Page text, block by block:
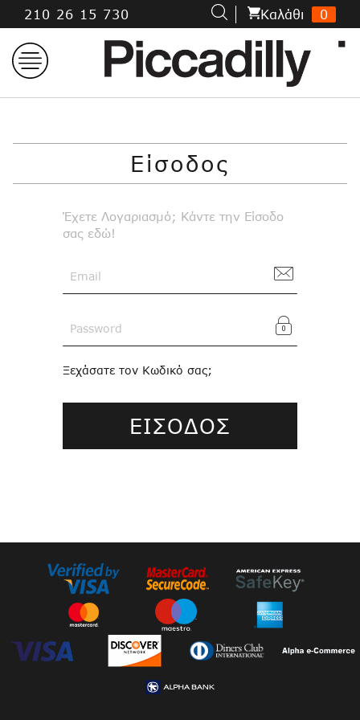
Μετάβαση
στο
210 26 15 730 Kαλάθι 0
Είσοδος
Έχετε Λογαριασμό; Κάντε την Είσοδο
σας εδώ!
Ξεχάσατε τον Κωδικό σας;
ΕΙΣΟΔΟΣ